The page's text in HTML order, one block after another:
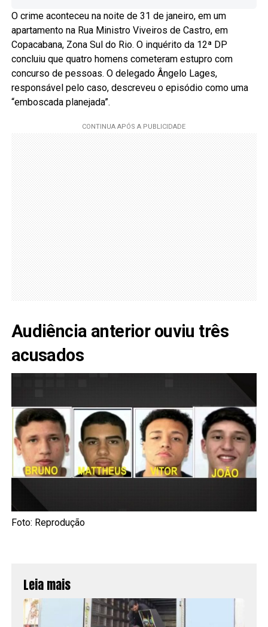
O crime aconteceu na noite de 31 de janeiro, em um
apartamento na Rua Ministro Viveiros de Castro, em
Copacabana, Zona Sul do Rio. O inquérito da 12ª DP
concluiu que quatro homens cometeram estupro com
concurso de pessoas. O delegado Ângelo Lages,
responsável pelo caso, descreveu o episódio como uma
“emboscada planejada”.
Audiência anterior ouviu três
acusados
Foto: Reprodução
Leia mais